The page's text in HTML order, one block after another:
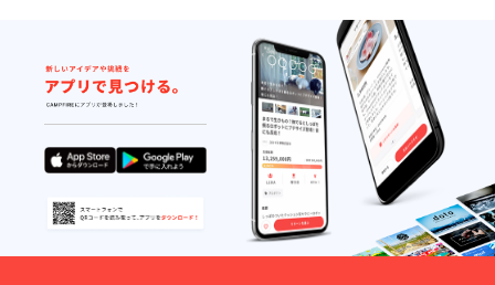
ます。
その
後、日
時を打
ち合わ
せたあ
と、わ
が家の
歴史
（ひも
解き）
をじっ
くりお
話しさ